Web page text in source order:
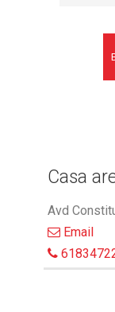
Casa
Avd
Email